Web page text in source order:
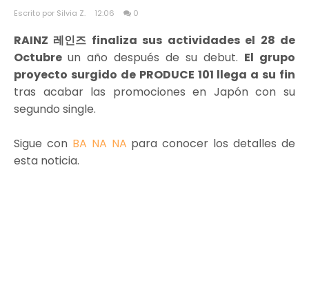
Escrito por Silvia Z. 12:06 0
RAINZ 레인즈 finaliza sus actividades el 28 de
Octubre un año después de su debut. El grupo
proyecto surgido de PRODUCE 101 llega a su fin
tras acabar las promociones en Japón con su
segundo single.
Sigue con BA NA NA para conocer los detalles de
esta noticia.